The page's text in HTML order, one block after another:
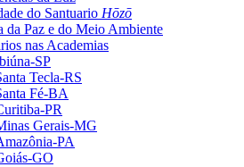
do Santuario Hōzō
da Paz e do Meio Ambiente
nas Academias
SP
Tecla-RS
Fé-BA
PR
Gerais-MG
PA
GO